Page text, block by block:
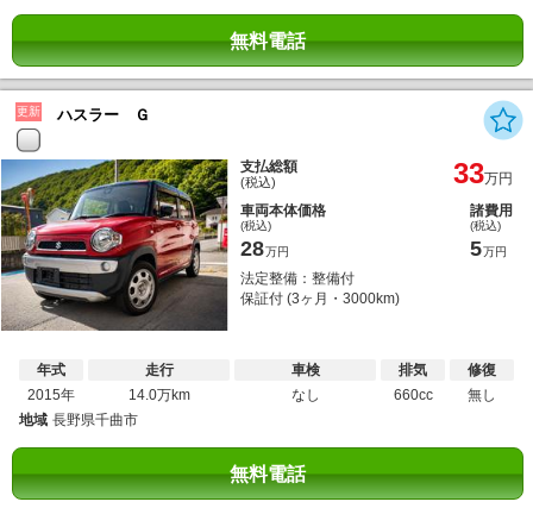
無料電話
更新 ハスラー Ｇ
支払総額
(税込) 33万円
車両本体価格
(税込)
28万円
諸費用
(税込)
5万円
法定整備：整備付
保証付 (3ヶ月・3000km)
年式
2015年
走行
14.0万km
車検
なし
排気
660cc
修復
無し
地域 長野県千曲市
無料電話